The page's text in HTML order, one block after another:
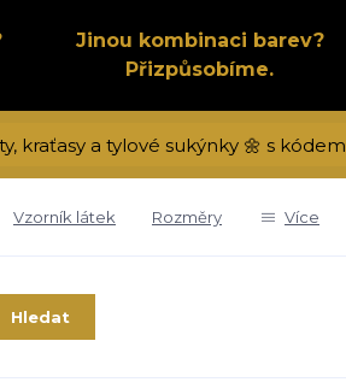
Jinou kombinaci barev?
Přizpůsobíme.
kraťasy a tylové sukýnky 🌼 s kódem
Vzorník látek Rozměry Více
Hledat